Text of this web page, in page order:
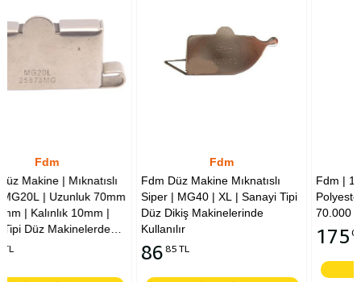
|
Fdm Düz Makine Mıknatıslı
Siper | MG40 | XL | Sanayi Tipi
Düz Dikiş Makinelerinde
Kullanılır
Fdm | 150 Denye | Siyah |
Polyester Overlok İpliği |
70.000 Metre | Muz İplik
Sepete Ekle